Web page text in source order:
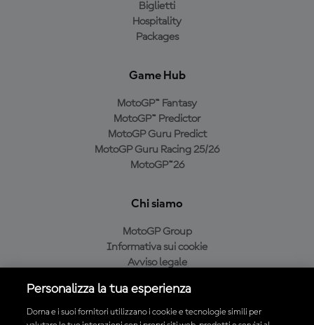
Biglietti
Hospitality
Packages
Game Hub
MotoGP™ Fantasy
MotoGP™ Predictor
MotoGP Guru Predict
MotoGP Guru Racing 25/26
MotoGP™26
Chi siamo
MotoGP Group
Informativa sui cookie
Avviso legale
Condizioni di acquisto
Personalizza la tua esperienza
Dorna e i suoi fornitori utilizzano i cookie e tecnologie simili per